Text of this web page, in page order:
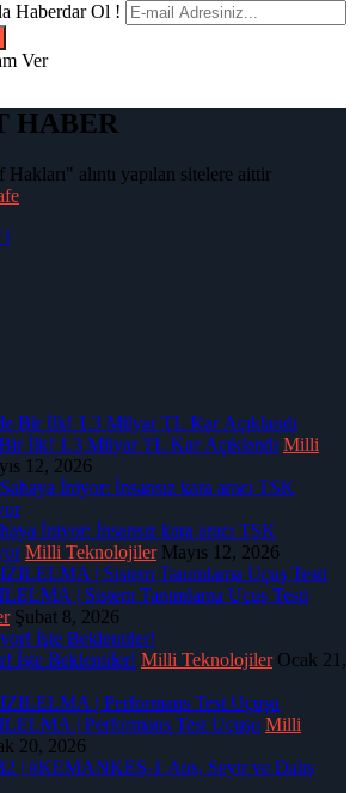
Haberdar Ol !
HABER
alıntı yapılan sitelere aittir
|
İlk! 1.3 Milyar TL Kar Açıklandı Milli
12, 2026
İniyor: İnsansız kara aracı TSK
Milli Teknolojiler Mayıs 12, 2026
| Sistem Tanımlama Uçuş Testi
Şubat 8, 2026
İşte Beklentiler! Milli Teknolojiler Ocak 21,
| Performans Test Uçuşu Milli
20, 2026